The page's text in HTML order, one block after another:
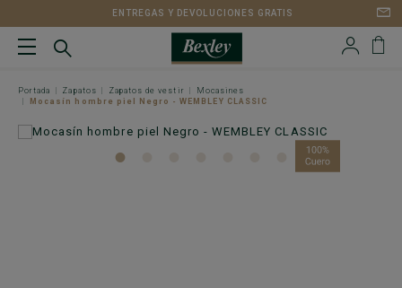
ENTREGAS Y DEVOLUCIONES GRATIS
Portada Zapatos Zapatos de vestir
Mocasines
Mocasín hombre piel Negro - WEMBLEY CLASSIC